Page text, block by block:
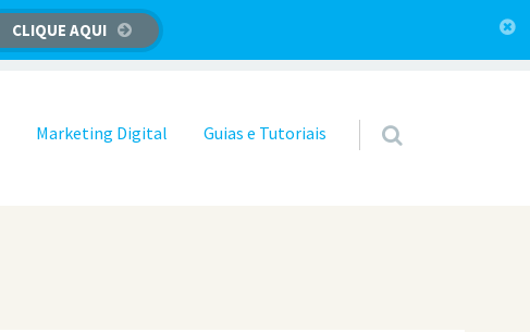
CLIQUE AQUI
Marketing Digital Guias e Tutoriais